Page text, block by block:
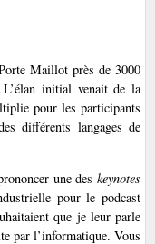
Maillot près de 3000
L’élan initial venait de la
pour les participants
différents langages de
une des keynotes
pour le podcast
que je leur parle
par l’informatique. Vous